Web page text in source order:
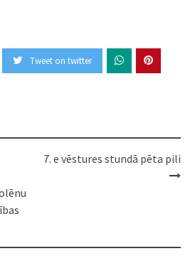
Tweet on twitter
7. e vēstures stundā pēta pili